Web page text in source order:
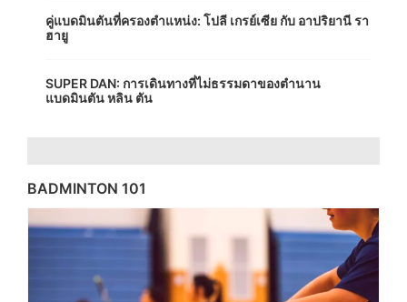
คู่แบดมินตันที่ครองตำแหน่ง: โปลี เกรย์เซีย กับ อาปริยานี รา
ฮายู
SUPER DAN: การเดินทางที่ไม่ธรรมดาของตำนาน
แบดมินตัน หลิน ตัน
BADMINTON 101